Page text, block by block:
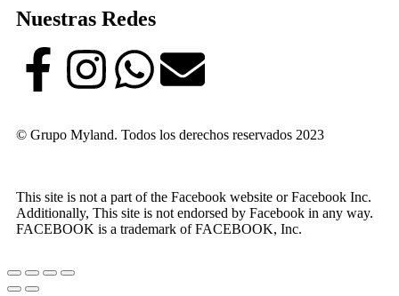
Nuestras Redes
© Grupo Myland. Todos los derechos reservados 2023
This site is not a part of the Facebook website or Facebook Inc.
Additionally, This site is not endorsed by Facebook in any way.
FACEBOOK is a trademark of FACEBOOK, Inc.